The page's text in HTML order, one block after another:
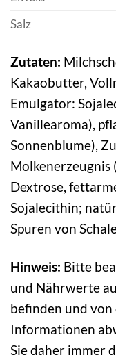
Salz
Zutaten:
Kakaobutter,
Emulgator:
Vanillearoma),
Sonnenblume),
Molkenerzeugnis
Dextrose,
Sojalecithin;
Spuren von
Hinweis: Bitte
und Nährwerte
befinden und von
Informationen
Sie daher immer